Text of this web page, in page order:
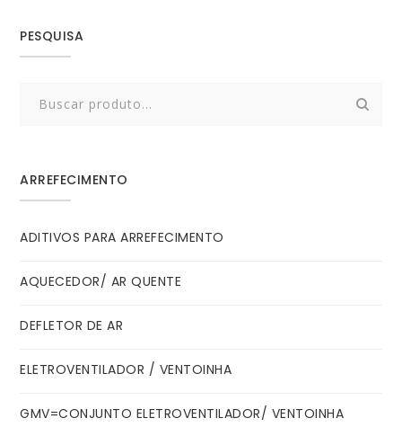
PESQUISA
ARREFECIMENTO
ADITIVOS PARA ARREFECIMENTO
AQUECEDOR/ AR QUENTE
DEFLETOR DE AR
ELETROVENTILADOR / VENTOINHA
GMV=CONJUNTO ELETROVENTILADOR/ VENTOINHA